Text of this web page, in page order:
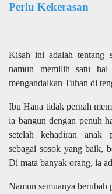
Perlu Kekerasan
Kisah ini adalah tentang
namun memilih satu hal
mengandalkan Tuhan di
Ibu Hana tidak pernah
ia bangun dengan penuh
setelah kehadiran anak
sebagai sosok yang baik,
Di mata banyak orang, ia
Namun semuanya berubah